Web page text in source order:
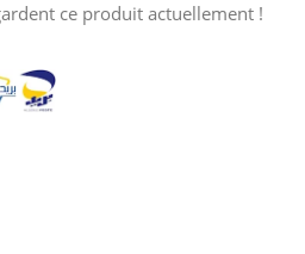
ce produit actuellement !